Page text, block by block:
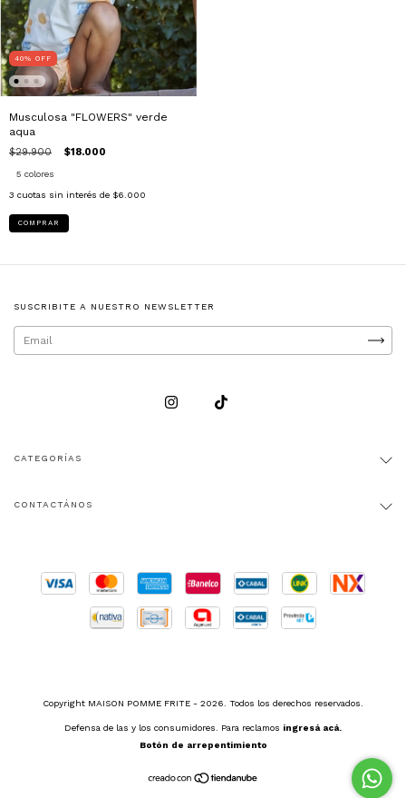
40% OFF
Musculosa "FLOWERS" verde
aqua
$29.900 $18.000
5 colores
3 cuotas sin interés de $6.000
COMPRAR
SUSCRIBITE A NUESTRO NEWSLETTER
CATEGORÍAS
CONTACTÁNOS
Copyright MAISON POMME FRITE - 2026. Todos los derechos reservados.
Defensa de las y los consumidores. Para reclamos ingresá acá.
Botón de arrepentimiento